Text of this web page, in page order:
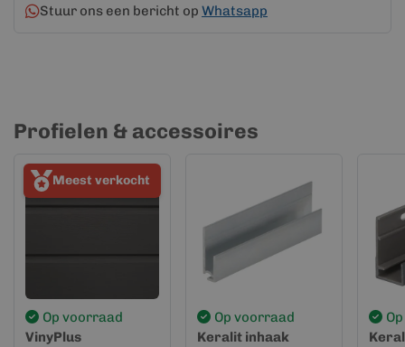
Stuur ons een bericht op Whatsapp
Profielen & accessoires
Meest verkocht
Op voorraad
VinyPlus
Op voorraad
Keralit inhaak